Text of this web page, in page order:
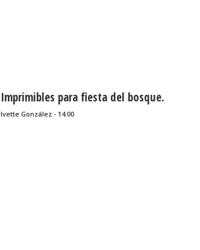
Imprimibles para fiesta del bosque.
Ivette González - 14:00